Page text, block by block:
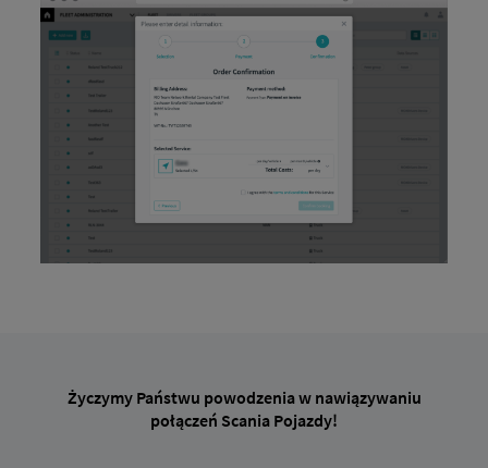
Życzymy Państwu powodzenia w nawiązywaniu
połączeń Scania Pojazdy!